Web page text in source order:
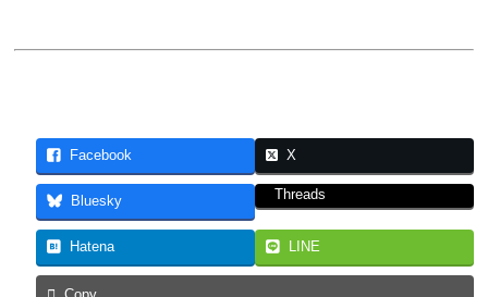
Facebook X
Bluesky Threads
Hatena LINE